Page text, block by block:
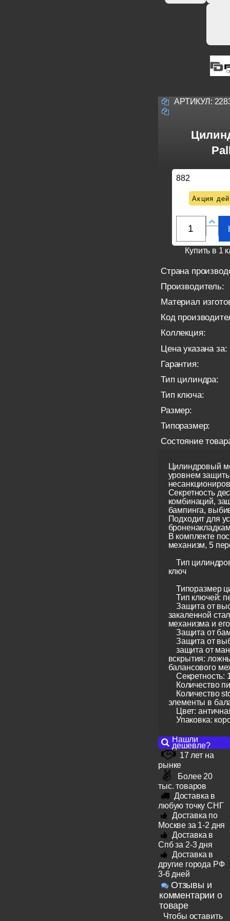
АРТИКУЛ:
882
Акция
Купить в 1
Страна
Производитель:
Материал
Код
Коллекция:
Цена указана за:
Гарантия:
Тип цилиндра:
Тип ключа:
Размер:
Типоразмер:
Состояние
Цилиндровый
уровнем
Секретность
комбинаций,
бампинга,
Подходит для
В комплекте
механизм, 5
Тип
ключ
Типоразмер
Тип ключей:
Защита от
закаленной
механизма и
Защита от
Защита от
защита от
вскрытия:
балансового
Секретность:
Количество
Количество
элементы в
Цвет:
Упаковка:
Нашли
дешевле?
17 лет на
рынке
Более 20
тыс. товаров
Доставка в
любую точку СНГ
Доставка по
Москве за 1-2 дня
Доставка в
Спб за 2-3 дня
Доставка в
другие города РФ
3-6 дней
Отзывы и
комментарии о
товаре
Чтобы оставить